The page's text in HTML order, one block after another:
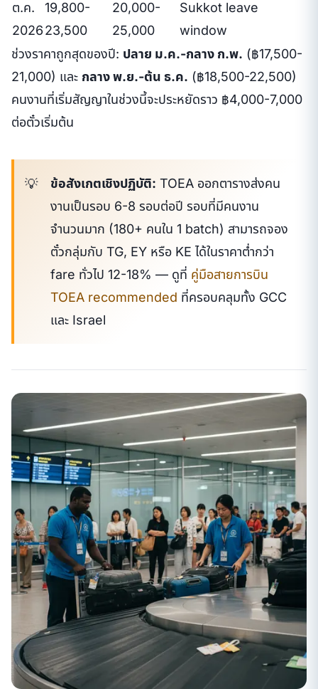
ต.ค.
2026
19,800-
23,500
20,000-
25,000
Sukkot leave
window
ช่วงราคาถูกสุดของปี: ปลาย ม.ค.-กลาง ก.พ. (฿17,500-
21,000) และ กลาง พ.ย.-ต้น ธ.ค. (฿18,500-22,500)
คนงานที่เริ่มสัญญาในช่วงนี้จะประหยัดราว ฿4,000-7,000
ต่อตั๋วเริ่มต้น
ข้อสังเกตเชิงปฏิบัติ: TOEA ออกตารางส่งคน
งานเป็นรอบ 6-8 รอบต่อปี รอบที่มีคนงาน
จำนวนมาก (180+ คนใน 1 batch) สามารถจอง
ตั๋วกลุ่มกับ TG, EY หรือ KE ได้ในราคาต่ำกว่า
fare ทั่วไป 12-18% — ดูที่ คู่มือสายการบิน
TOEA recommended ที่ครอบคลุมทั้ง GCC
และ Israel